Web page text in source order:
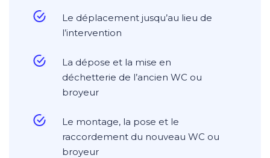
Le déplacement jusqu’au lieu de
l’intervention
La dépose et la mise en
déchetterie de l’ancien WC ou
broyeur
Le montage, la pose et le
raccordement du nouveau WC ou
broyeur